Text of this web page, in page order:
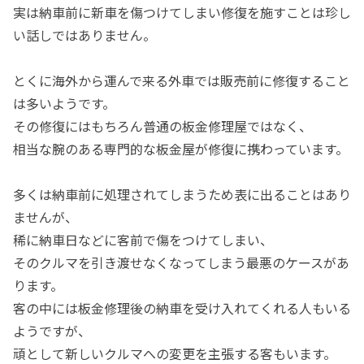
実は納車前に新車を傷つけてしまい修復を施すことは珍し
い話しではありません。
とくに海外から運んで来る外車では販売前に修復すること
は多いようです。
その修復にはもちろん普通の板金修理屋ではなく、
相当な腕のある専門的な板金屋が修復に携わっています。
多くは納車前に処理されてしまうため表に出ることはあり
ませんが、
稀に納車日などに客前で傷をつけてしまい、
そのクルマを引き渡せなくなってしまう最悪のケースがあ
ります。
客の中には板金修理後の納車を受け入れてくれる人もいる
ようですが、
頑として新しいクルマへの変更を主張する客もいます。